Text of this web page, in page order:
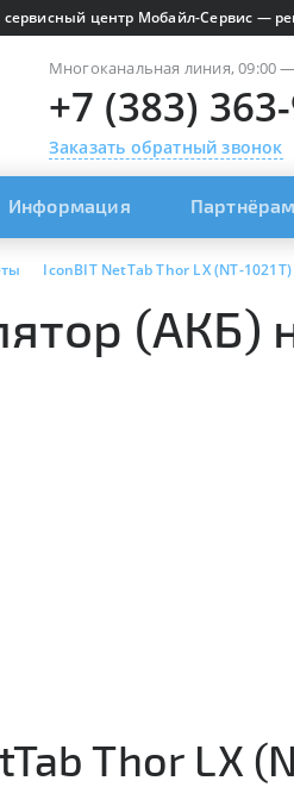
центр Мобайл-Сервис —
Многоканальная линия, 09:00
+7 (383)
Заказать обратный звонок
Информация Партнёрам
IconBIT NetTab Thor LX (NT-1021T)
(АКБ)
Thor LX